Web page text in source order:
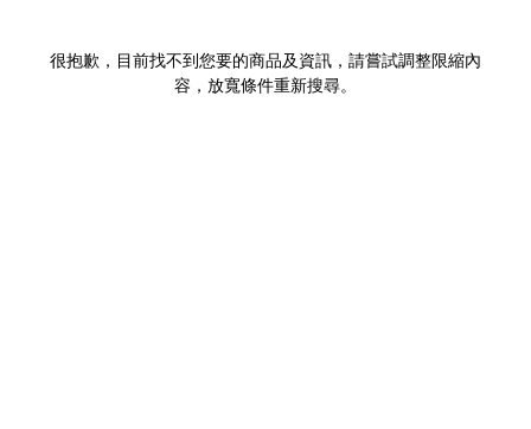
很抱歉，目前找不到您要的商品及資訊，請嘗試調整限縮內
容，放寬條件重新搜尋。